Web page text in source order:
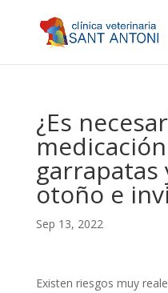
¿Es
garrapatas
otoño e
Sep 13, 2022
Existen riesgos muy